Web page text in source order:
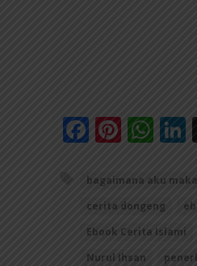
bagaimana aku
cerita dongeng
Ebook Cerita Islami
Nurul Ihsan